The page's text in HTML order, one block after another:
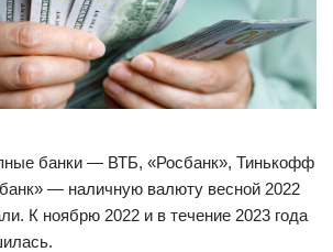
банки — ВТБ, «Росбанк», Тинькофф
— наличную валюту весной 2022
К ноябрю 2022 и в течение 2023 года